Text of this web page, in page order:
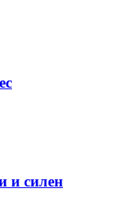
и силен